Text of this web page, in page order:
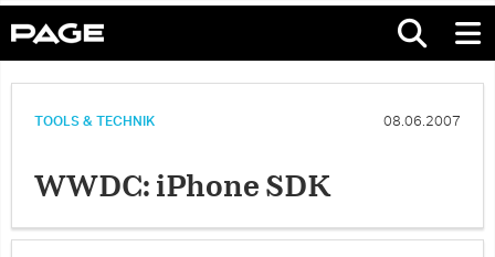
TOOLS & TECHNIK 08.06.2007
WWDC: iPhone SDK